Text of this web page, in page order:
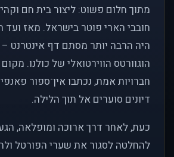
מתוך חלום פשוט: ליצור בית חם
חובבי הארי פוטר בישראל. מאז ועד
היה הרבה יותר מסתם דף אינטרנט –
הוגוורטס הווירטואלי של כולנו.
חברויות אמת, נכתבו אין־ספור
דיונים סוערים אל תוך הלילה.
כעת, לאחר דרך ארוכה ומופלאה,
להחלטה לסגור את שערי הפורטל